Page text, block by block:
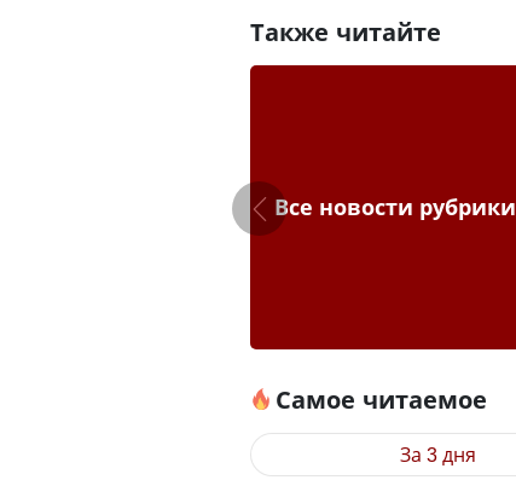
Также читайте
Все новости рубрики
Самое читаемое
За 3 дня